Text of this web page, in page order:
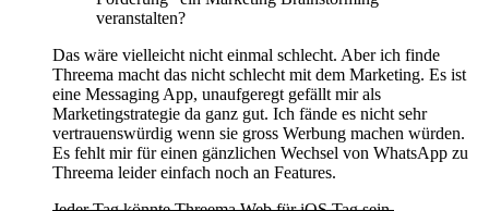
veranstalten?
Das wäre vielleicht nicht einmal schlecht. Aber ich finde
Threema macht das nicht schlecht mit dem Marketing. Es ist
eine Messaging App, unaufgeregt gefällt mir als
Marketingstrategie da ganz gut. Ich fände es nicht sehr
vertrauenswürdig wenn sie gross Werbung machen würden.
Es fehlt mir für einen gänzlichen Wechsel von WhatsApp zu
Threema leider einfach noch an Features.